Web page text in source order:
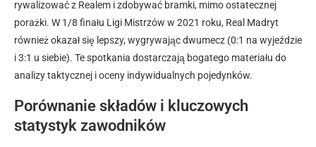
rywalizować z Realem i zdobywać bramki, mimo ostatecznej
porażki. W 1/8 finału Ligi Mistrzów w 2021 roku, Real Madryt
również okazał się lepszy, wygrywając dwumecz (0:1 na wyjeździe
i 3:1 u siebie). Te spotkania dostarczają bogatego materiału do
analizy taktycznej i oceny indywidualnych pojedynków.
Porównanie składów i kluczowych
statystyk zawodników